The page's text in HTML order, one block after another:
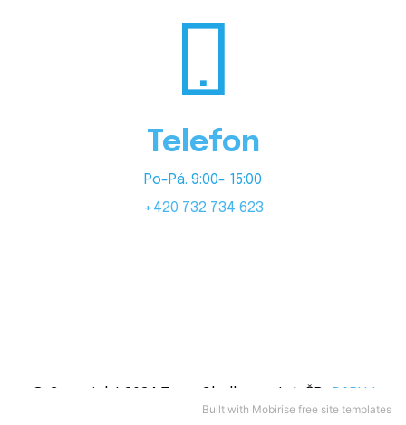
Telefon
Po-Pá. 9:00- 15:00
+420 732 734 623
Built with Mobirise free site templates